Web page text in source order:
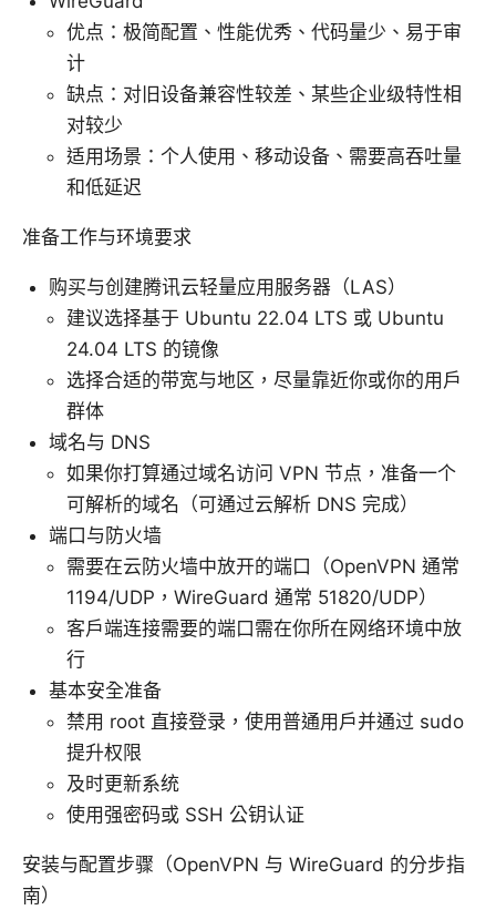
优点：极简配置、性能优秀、代码量少、易于审
计
缺点：对旧设备兼容性较差、某些企业级特性相
对较少
适用场景：个人使用、移动设备、需要高吞吐量
和低延迟
准备工作与环境要求
购买与创建腾讯云轻量应用服务器（LAS）
建议选择基于 Ubuntu 22.04 LTS 或 Ubuntu
24.04 LTS 的镜像
选择合适的带宽与地区，尽量靠近你或你的用户
群体
域名与 DNS
如果你打算通过域名访问 VPN 节点，准备一个
可解析的域名（可通过云解析 DNS 完成）
端口与防火墙
需要在云防火墙中放开的端口（OpenVPN 通常
1194/UDP，WireGuard 通常 51820/UDP）
客户端连接需要的端口需在你所在网络环境中放
行
基本安全准备
禁用 root 直接登录，使用普通用户并通过 sudo
提升权限
及时更新系统
使用强密码或 SSH 公钥认证
安装与配置步骤（OpenVPN 与 WireGuard 的分步指
南）